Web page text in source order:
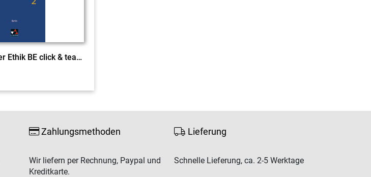
Abenteuer Ethik BE click & teach 2 EL
Zahlungsmethoden
Wir liefern per Rechnung, Paypal und
Kreditkarte.
Lieferung
Schnelle Lieferung, ca. 2-5 Werktage